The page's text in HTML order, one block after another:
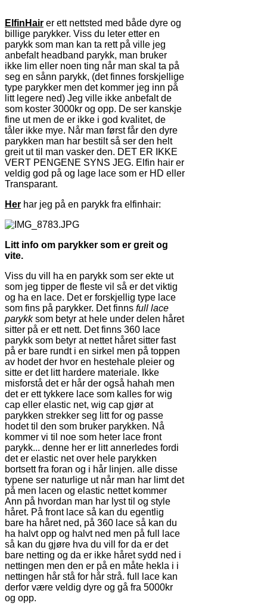
ElfinHair er ett nettsted med både dyre og
billige parykker. Viss du leter etter en
parykk som man kan ta rett på ville jeg
anbefalt headband parykk, man bruker
ikke lim eller noen ting når man skal ta på
seg en sånn parykk, (det finnes forskjellige
type parykker men det kommer jeg inn på
litt legere ned) Jeg ville ikke anbefalt de
som koster 3000kr og opp. De ser kanskje
fine ut men de er ikke i god kvalitet, de
tåler ikke mye. Når man først får den dyre
parykken man har bestilt så ser den helt
greit ut til man vasker den. DET ER IKKE
VERT PENGENE SYNS JEG. Elfin hair er
veldig god på og lage lace som er HD eller
Transparant.
Her har jeg på en parykk fra elfinhair:
Litt info om parykker som er greit og
vite.
Viss du vill ha en parykk som ser ekte ut
som jeg tipper de fleste vil så er det viktig
og ha en lace. Det er forskjellig type lace
som fins på parykker. Det finns full lace
parykksom betyr at hele under delen håret
sitter på er ett nett. Det finns 360 lace
parykk som betyr at nettet håret sitter fast
på er bare rundt i en sirkel men på toppen
av hodet der hvor en hestehale pleier og
sitte er det litt hardere materiale. Ikke
misforstå det er hår der også hahah men
det er ett tykkere lace som kalles for wig
cap eller elastic net, wig cap gjør at
parykken strekker seg litt for og passe
hodet til den som bruker parykken. Nå
kommer vi til noe som heter lace front
parykk... denne her er litt annerledes fordi
det er elastic net over hele parykken
bortsett fra foran og i hår linjen. alle disse
typene ser naturlige ut når man har limt det
på men lacen og elastic nettet kommer
Ann på hvordan man har lyst til og style
håret. På front lace så kan du egentlig
bare ha håret ned, på 360 lace så kan du
ha halvt opp og halvt ned men på full lace
så kan du gjøre hva du vill for da er det
bare netting og da er ikke håret sydd ned i
nettingen men den er på en måte hekla i i
nettingen hår stå for hår strå. full lace kan
derfor være veldig dyre og gå fra 5000kr
og opp.